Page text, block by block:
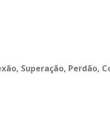
Superação, Perdão,